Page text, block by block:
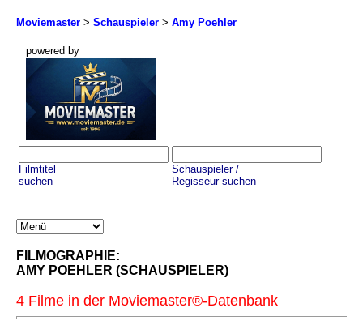
Moviemaster > Schauspieler > Amy Poehler
powered by
Filmtitel
suchen
Schauspieler /
Regisseur suchen
FILMOGRAPHIE:
AMY POEHLER (SCHAUSPIELER)
4 Filme in der Moviemaster®-Datenbank